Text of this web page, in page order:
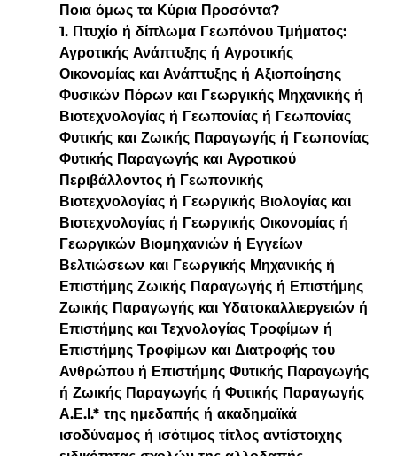
Ποια όμως τα Κύρια Προσόντα?
1. Πτυχίο ή δίπλωμα Γεωπόνου Τμήματος:
Αγροτικής Ανάπτυξης ή Αγροτικής
Οικονομίας και Ανάπτυξης ή Αξιοποίησης
Φυσικών Πόρων και Γεωργικής Μηχανικής ή
Βιοτεχνολογίας ή Γεωπονίας ή Γεωπονίας
Φυτικής και Ζωικής Παραγωγής ή Γεωπονίας
Φυτικής Παραγωγής και Αγροτικού
Περιβάλλοντος ή Γεωπονικής
Βιοτεχνολογίας ή Γεωργικής Βιολογίας και
Βιοτεχνολογίας ή Γεωργικής Οικονομίας ή
Γεωργικών Βιομηχανιών ή Εγγείων
Βελτιώσεων και Γεωργικής Μηχανικής ή
Επιστήμης Ζωικής Παραγωγής ή Επιστήμης
Ζωικής Παραγωγής και Υδατοκαλλιεργειών ή
Επιστήμης και Τεχνολογίας Τροφίμων ή
Επιστήμης Τροφίμων και Διατροφής του
Ανθρώπου ή Επιστήμης Φυτικής Παραγωγής
ή Ζωικής Παραγωγής ή Φυτικής Παραγωγής
Α.Ε.Ι.* της ημεδαπής ή ακαδημαϊκά
ισοδύναμος ή ισότιμος τίτλος αντίστοιχης